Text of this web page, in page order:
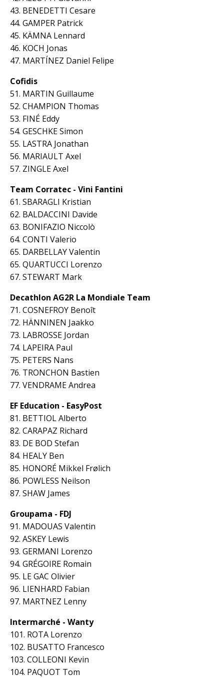
43. BENEDETTI Cesare
44. GAMPER Patrick
45. KÄMNA Lennard
46. KOCH Jonas
47. MARTÍNEZ Daniel Felipe
Cofidis
51. MARTIN Guillaume
52. CHAMPION Thomas
53. FINÉ Eddy
54. GESCHKE Simon
55. LASTRA Jonathan
56. MARIAULT Axel
57. ZINGLE Axel
Team Corratec - Vini Fantini
61. SBARAGLI Kristian
62. BALDACCINI Davide
63. BONIFAZIO Niccolò
64. CONTI Valerio
65. DARBELLAY Valentin
65. QUARTUCCI Lorenzo
67. STEWART Mark
Decathlon AG2R La Mondiale Team
71. COSNEFROY Benoît
72. HÄNNINEN Jaakko
73. LABROSSE Jordan
74. LAPEIRA Paul
75. PETERS Nans
76. TRONCHON Bastien
77. VENDRAME Andrea
EF Education - EasyPost
81. BETTIOL Alberto
82. CARAPAZ Richard
83. DE BOD Stefan
84. HEALY Ben
85. HONORÉ Mikkel Frølich
86. POWLESS Neilson
87. SHAW James
Groupama - FDJ
91. MADOUAS Valentin
92. ASKEY Lewis
93. GERMANI Lorenzo
94. GRÉGOIRE Romain
95. LE GAC Olivier
96. LIENHARD Fabian
97. MARTNEZ Lenny
Intermarché - Wanty
101. ROTA Lorenzo
102. BUSATTO Francesco
103. COLLEONI Kevin
104. PAQUOT Tom